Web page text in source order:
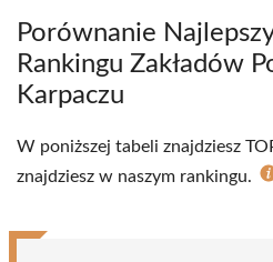
Porównanie
Rankingu Zakładów
Karpaczu
W poniższej tabeli znajdziesz
znajdziesz w naszym rankingu.